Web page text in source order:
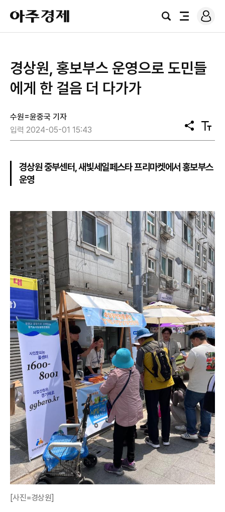
아
주
경
검
전
로
그
경상원, 홍보부스 운영으로 도민들
에게 한 걸음 더 다가가
수원=윤중국 기자
입력 2024-05-01 15:43
공
유
텍
스
기
경상원 중부센터, 새빛세일페스타 프리마켓에서 홍보부스
운영
[사진=경상원]